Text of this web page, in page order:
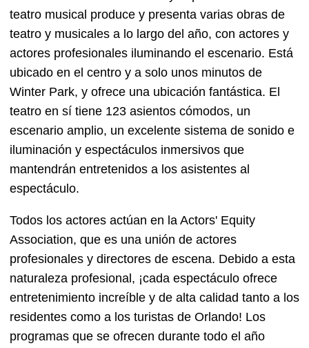
teatro musical produce y presenta varias obras de
teatro y musicales a lo largo del año, con actores y
actores profesionales iluminando el escenario. Está
ubicado en el centro y a solo unos minutos de
Winter Park, y ofrece una ubicación fantástica. El
teatro en sí tiene 123 asientos cómodos, un
escenario amplio, un excelente sistema de sonido e
iluminación y espectáculos inmersivos que
mantendrán entretenidos a los asistentes al
espectáculo.
Todos los actores actúan en la Actors' Equity
Association, que es una unión de actores
profesionales y directores de escena. Debido a esta
naturaleza profesional, ¡cada espectáculo ofrece
entretenimiento increíble y de alta calidad tanto a los
residentes como a los turistas de Orlando! Los
programas que se ofrecen durante todo el año